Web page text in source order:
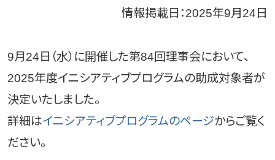
情報掲載日：2025年9月24日
9月24日（水）に開催した第84回理事会において、
2025年度イニシアティブプログラムの助成対象者が
決定いたしました。
詳細はイニシアティブプログラムのページからご覧く
ださい。